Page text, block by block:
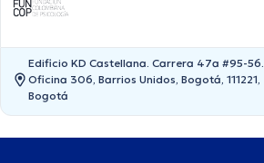
Edificio KD Castellana. Carrera 47a #95-56.
Oficina 306, Barrios Unidos, Bogotá, 111221,
Bogotá